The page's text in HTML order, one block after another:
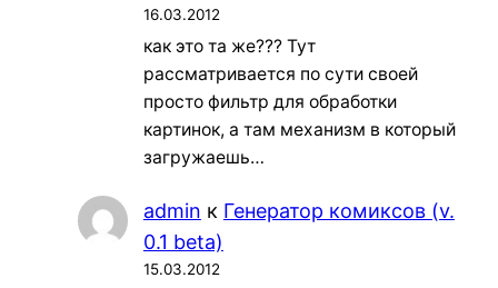
16.03.2012
как это та же??? Тут
рассматривается по сути своей
просто фильтр для обработки
картинок, а там механизм в который
загружаешь…
admin к Генератор комиксов (v.
0.1 beta)
15.03.2012